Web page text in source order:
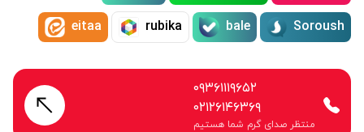
Soroush
bale
rubika
eitaa
۰۹۳۶۱۱۱۹۶۵۲
۰۲۱۲۶۱۴۶۳۶۹
منتظر صدای گرم شما هستیم